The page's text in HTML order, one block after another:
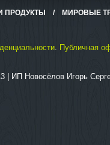
ПРОДУКТЫ / МИРОВЫЕ
. Публичная
| ИП Новосёлов Игорь